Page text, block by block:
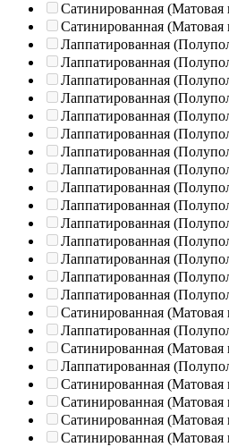
Сатинированная
Сатинированная
Лаппатированная
Лаппатированная
Лаппатированная
Лаппатированная
Лаппатированная
Лаппатированная
Лаппатированная
Лаппатированная
Лаппатированная
Лаппатированная
Лаппатированная
Лаппатированная
Лаппатированная
Лаппатированная
Лаппатированная
Сатинированная
Лаппатированная
Сатинированная
Лаппатированная
Сатинированная
Сатинированная
Сатинированная
Сатинированная